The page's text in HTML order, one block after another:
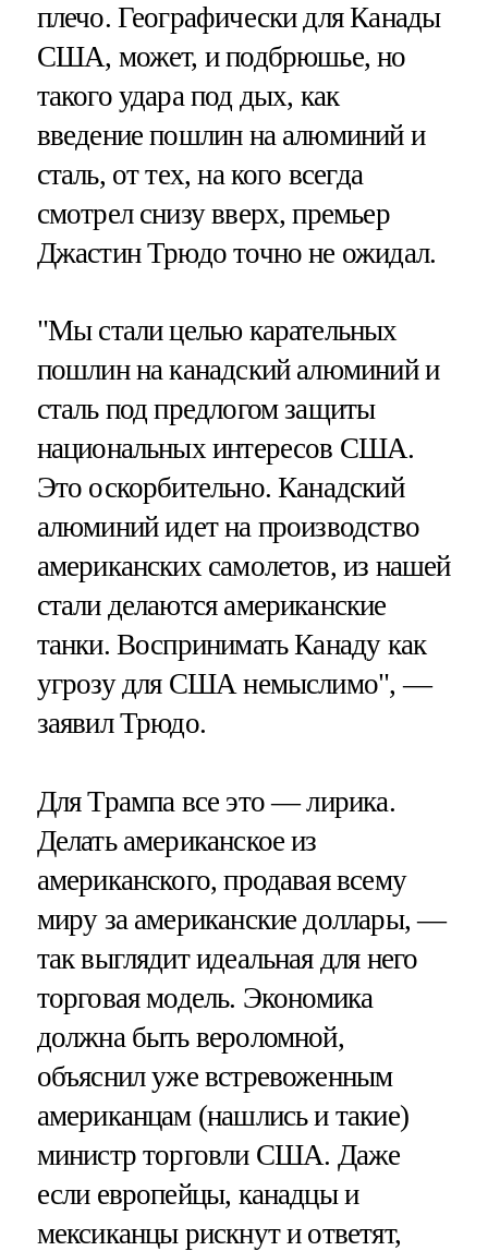
плечо. Географически для Канады
США, может, и подбрюшье, но
такого удара под дых, как
введение пошлин на алюминий и
сталь, от тех, на кого всегда
смотрел снизу вверх, премьер
Джастин Трюдо точно не ожидал.
"Мы стали целью карательных
пошлин на канадский алюминий и
сталь под предлогом защиты
национальных интересов США.
Это оскорбительно. Канадский
алюминий идет на производство
американских самолетов, из нашей
стали делаются американские
танки. Воспринимать Канаду как
угрозу для США немыслимо", —
заявил Трюдо.
Для Трампа все это — лирика.
Делать американское из
американского, продавая всему
миру за американские доллары, —
так выглядит идеальная для него
торговая модель. Экономика
должна быть вероломной,
объяснил уже встревоженным
американцам (нашлись и такие)
министр торговли США. Даже
если европейцы, канадцы и
мексиканцы рискнут и ответят,